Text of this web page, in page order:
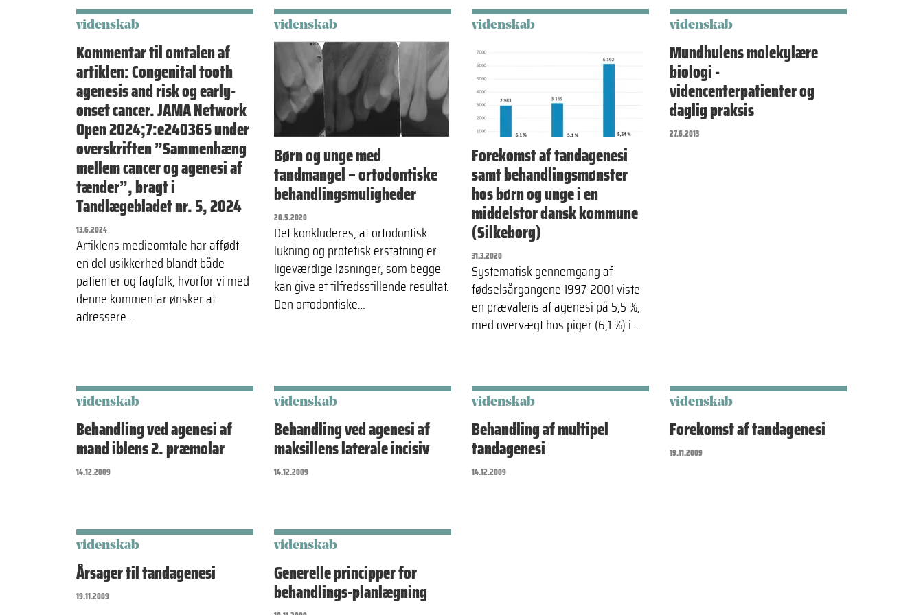
videnskab
Kommentar til omtalen af
artiklen: Congenital tooth
agenesis and risk og early-
onset cancer. JAMA Network
Open 2024;7:e240365 under
overskriften ”Sammenhæng
mellem cancer og agenesi af
tænder”, bragt i
Tandlægebladet nr. 5, 2024
13.6.2024
Artiklens medieomtale har affødt
en del usikkerhed blandt både
patienter og fagfolk, hvorfor vi med
denne kommentar ønsker at
adressere…
videnskab
Børn og unge med
tandmangel – ortodontiske
behandlingsmuligheder
20.5.2020
Det konkluderes, at ortodontisk
lukning og protetisk erstatning er
ligeværdige løsninger, som begge
kan give et tilfredsstillende resultat.
Den ortodontiske…
videnskab
Forekomst af tandagenesi
samt behandlingsmønster
hos børn og unge i en
middelstor dansk kommune
(Silkeborg)
31.3.2020
Systematisk gennemgang af
fødselsårgangene 1997-2001 viste
en prævalens af agenesi på 5,5 %,
med overvægt hos piger (6,1 %) i…
videnskab
Mundhulens molekylære
biologi -
videncenterpatienter og
daglig praksis
27.6.2013
videnskab
Behandling ved agenesi af
mand iblens 2. præmolar
14.12.2009
videnskab
Behandling ved agenesi af
maksillens laterale incisiv
14.12.2009
videnskab
Behandling af multipel
tandagenesi
14.12.2009
videnskab
Forekomst af tandagenesi
19.11.2009
videnskab
Årsager til tandagenesi
19.11.2009
videnskab
Generelle principper for
behandlings-planlægning